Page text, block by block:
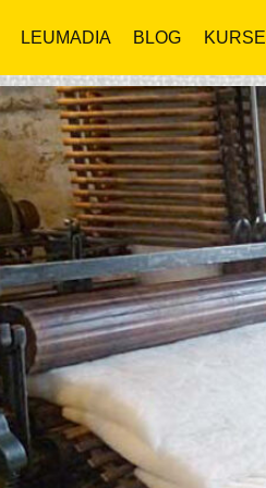
LEUMADIA BLOG KURSE